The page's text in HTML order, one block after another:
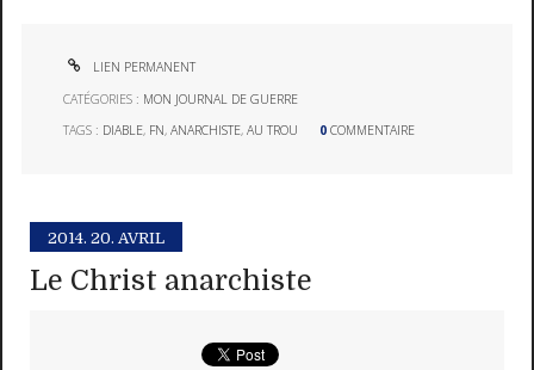
LIEN PERMANENT
CATÉGORIES : MON JOURNAL DE GUERRE
TAGS : DIABLE, FN,ANARCHISTE,AU TROU 0 COMMENTAIRE
2014. 20. AVRIL
Le Christ anarchiste